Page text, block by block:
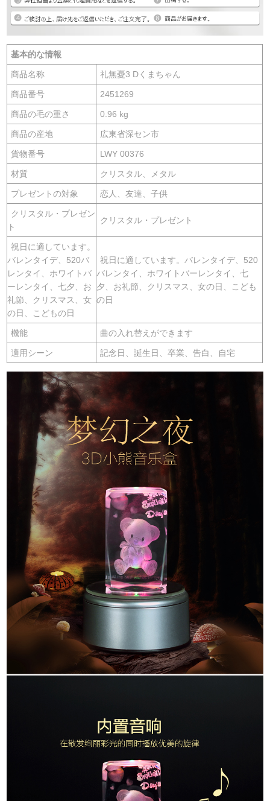
基本的な情報
商品名称 礼無憂3 Dくまちゃん
商品番号 2451269
商品の毛の重さ 0.96 kg
商品の産地 広東省深セン市
貨物番号 LWY 00376
材質 クリスタル、メタル
プレゼントの対象 恋人、友達、子供
クリスタル・プレゼン
ト
クリスタル・プレゼント
祝日に適しています。
バレンタイデ、520バ
レンタイ、ホワイトバ
ーレンタイ、七夕、お
礼節、クリスマス、女
の日、こどもの日
祝日に適しています。バレンタイデ、520
バレンタイ、ホワイトバーレンタイ、七
夕、お礼節、クリスマス、女の日、こども
の日
機能 曲の入れ替えができます
適用シーン 記念日、誕生日、卒業、告白、自宅